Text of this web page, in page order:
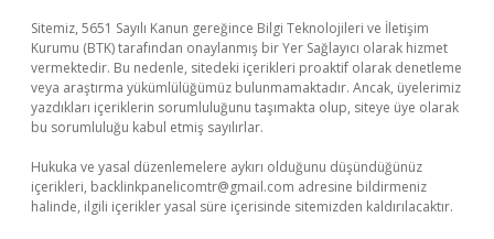
Sitemiz, 5651 Sayılı Kanun gereğince Bilgi Teknolojileri ve İletişim
Kurumu (BTK) tarafından onaylanmış bir Yer Sağlayıcı olarak hizmet
vermektedir. Bu nedenle, sitedeki içerikleri proaktif olarak denetleme
veya araştırma yükümlülüğümüz bulunmamaktadır. Ancak, üyelerimiz
yazdıkları içeriklerin sorumluluğunu taşımakta olup, siteye üye olarak
bu sorumluluğu kabul etmiş sayılırlar.
Hukuka ve yasal düzenlemelere aykırı olduğunu düşündüğünüz
içerikleri, backlinkpanelicomtr@gmail.com adresine bildirmeniz
halinde, ilgili içerikler yasal süre içerisinde sitemizden kaldırılacaktır.